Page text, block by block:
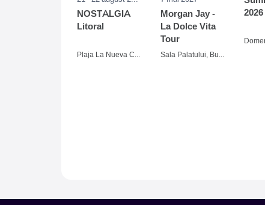
NOSTALGIA
Litoral
Plaja La Nueva Cucaracha, Mamaia
Morgan Jay -
La Dolce Vita
Tour
Sala Palatului, Bucuresti
2026